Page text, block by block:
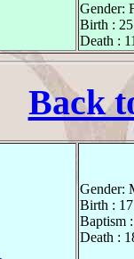
Gender:
Birth :
Death :
Back
Gender:
Birth :
Baptism
Death :